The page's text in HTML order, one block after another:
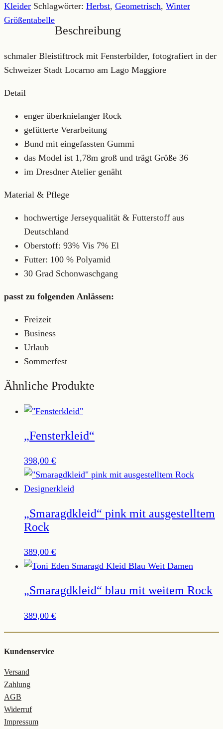
Kleider Schlagwörter: Herbst, Geometrisch, Winter
Größentabelle
Beschreibung
schmaler Bleistiftrock mit Fensterbilder, fotografiert in der
Schweizer Stadt Locarno am Lago Maggiore
Detail
enger überknielanger Rock
gefütterte Verarbeitung
Bund mit eingefassten Gummi
das Model ist 1,78m groß und trägt Größe 36
im Dresdner Atelier genäht
Material & Pflege
hochwertige Jerseyqualität & Futterstoff aus
Deutschland
Oberstoff: 93% Vis 7% El
Futter: 100 % Polyamid
30 Grad Schonwaschgang
passt zu folgenden Anlässen:
Freizeit
Business
Urlaub
Sommerfest
Ähnliche Produkte
„Fensterkleid“
398,00 €
„Smaragdkleid“ pink mit ausgestelltem
Rock
389,00 €
„Smaragdkleid“ blau mit weitem Rock
389,00 €
Kundenservice
Versand
Zahlung
AGB
Widerruf
Impressum